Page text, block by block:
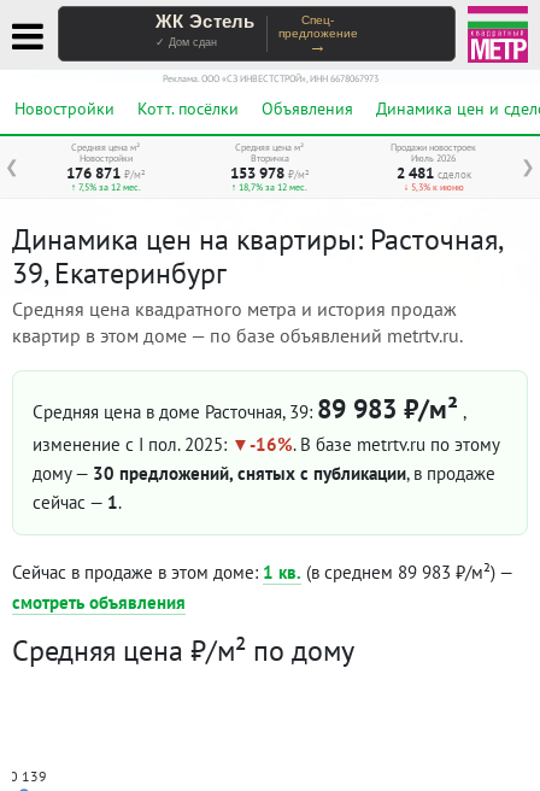
ЖК Эстель
✓ Дом сдан
Спец-
предложение
→
Реклама. ООО «СЗ ИНВЕСТСТРОЙ», ИНН 6678067973
Новостройки Котт. посёлки Объявления Динамика цен и
❮ ❯
Средняя цена м²
Новостройки
176 871 ₽/м²
↑ 7,5% за 12 мес.
Средняя цена м²
Вторичка
153 978 ₽/м²
↑ 18,7% за 12 мес.
Продажи новостроек
Июль 2026
2 481 сделок
↓ 5,3% к июню
Динамика цен на квартиры: Расточная,
39, Екатеринбург
Средняя цена квадратного метра и история продаж
квартир в этом доме — по базе объявлений metrtv.ru.
Средняя цена в доме Расточная, 39: 89 983 ₽/м² ,
изменение с I пол. 2025:
-16%. В базе metrtv.ru по этому
дому — 30 предложений, снятых с публикации, в продаже
сейчас — 1.
Сейчас в продаже в этом доме: 1 кв. (в среднем 89 983 ₽/м²) —
смотреть объявления
Средняя цена ₽/м² по дому
80 139